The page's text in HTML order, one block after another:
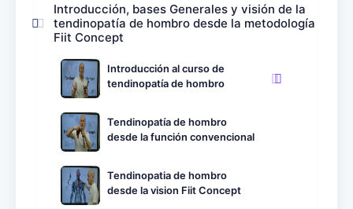
Introducción, bases Generales y visión de la
tendinopatía de hombro desde la metodología
Fiit Concept
Introducción al curso de
tendinopatía de hombro
Tendinopatía de hombro
desde la función convencional
Tendinopatia de hombro
desde la vision Fiit Concept